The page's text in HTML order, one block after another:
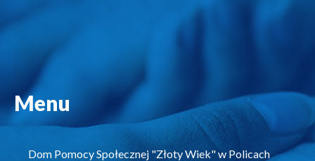
Menu
Dom Pomocy Społecznej "Złoty Wiek" w Policach